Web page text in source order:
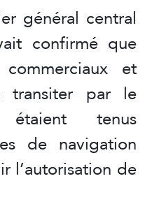
général central
confirmé que
et
transiter par le
tenus
de navigation
l’autorisation de